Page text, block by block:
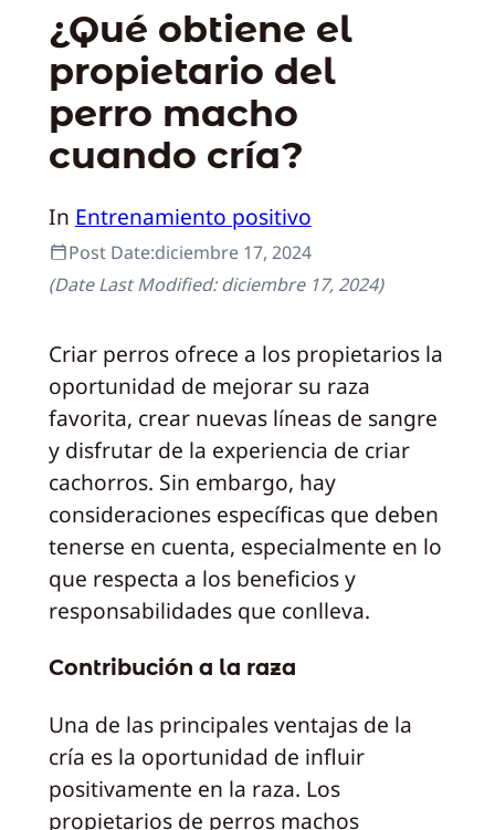
¿Qué obtiene el
propietario del
perro macho
cuando cría?
In Entrenamiento positivo
Post Date:diciembre 17, 2024
(Date Last Modified:diciembre 17, 2024)
Criar perros ofrece a los propietarios la
oportunidad de mejorar su raza
favorita, crear nuevas líneas de sangre
y disfrutar de la experiencia de criar
cachorros. Sin embargo, hay
consideraciones específicas que deben
tenerse en cuenta, especialmente en lo
que respecta a los beneficios y
responsabilidades que conlleva.
Contribución a la raza
Una de las principales ventajas de la
cría es la oportunidad de influir
positivamente en la raza. Los
propietarios de perros machos